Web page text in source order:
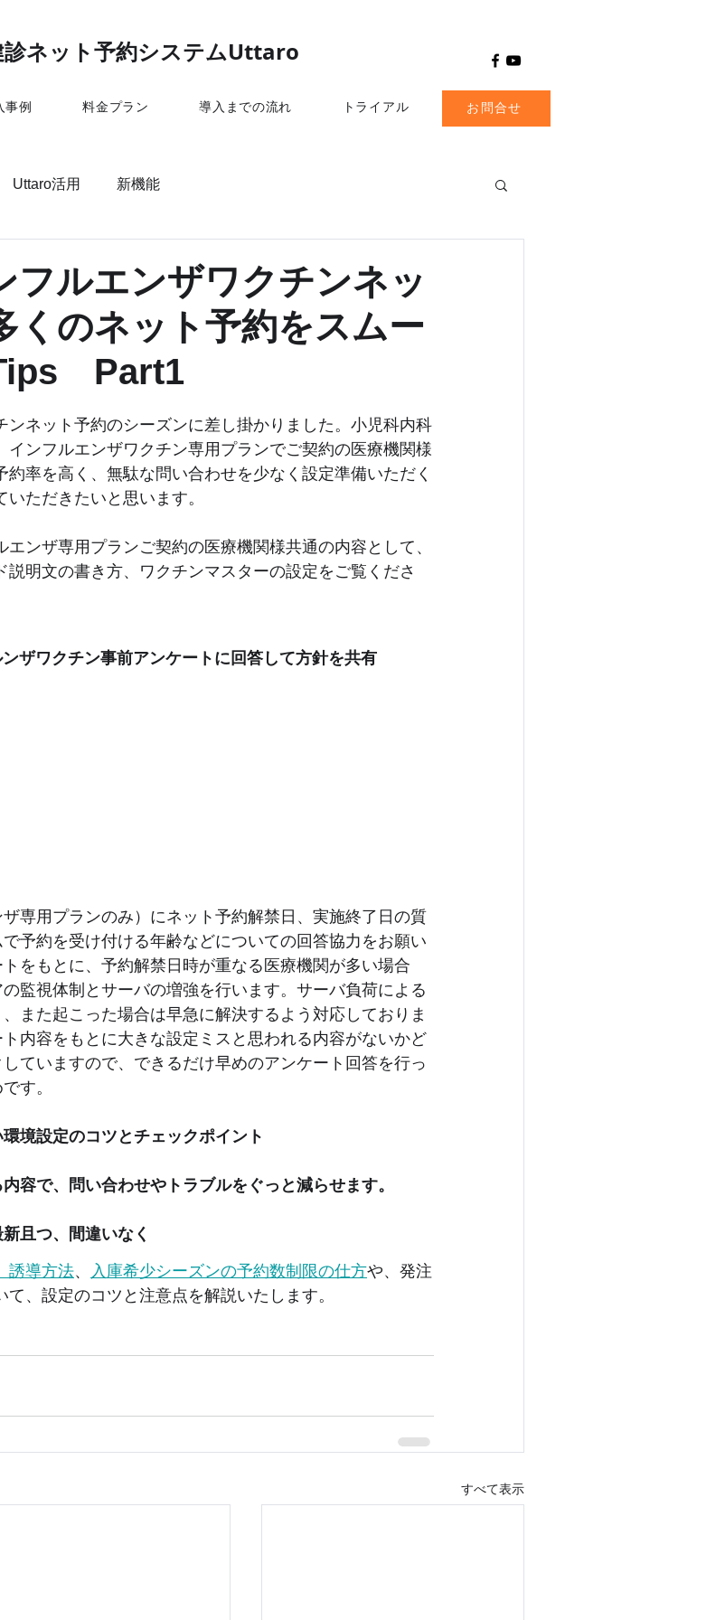
診ネット予約システムUttaro
事例 料金プラン 導入までの流れ トライアル お問合せ
Uttaro活用 新機能
フルエンザワクチンネッ
くのネット予約をスムー
Part1
ネット予約のシーズンに差し掛かりました。小児科内科
ンフルエンザワクチン専用プランでご契約の医療機関様
率を高く、無駄な問い合わせを少なく設定準備いただく
ただきたいと思います。
ンザ専用プランご契約の医療機関様共通の内容として、
明文の書き方、ワクチンマスターの設定をご覧くださ
ザワクチン事前アンケートに回答して方針を共有
専用プランのみ）にネット予約解禁日、実施終了日の質
予約を受け付ける年齢などについての回答協力をお願い
をもとに、予約解禁日時が重なる医療機関が多い場合
監視体制とサーバの増強を行います。サーバ負荷による
また起こった場合は早急に解決するよう対応しておりま
内容をもとに大きな設定ミスと思われる内容がないかど
ていますので、できるだけ早めのアンケート回答を行っ
す。
境設定のコツとチェックポイント
容で、問い合わせやトラブルをぐっと減らせます。
且つ、間違いなく
誘導方法、 入庫希少シーズンの予約数制限の仕方や、発注
、設定のコツと注意点を解説いたします。
すべて表示